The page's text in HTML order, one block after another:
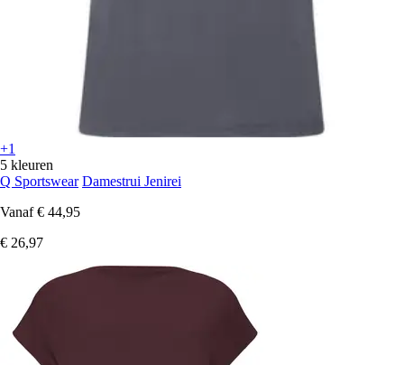
+1
5 kleuren
Q Sportswear Damestrui Jenirei
Vanaf € 44,95
€ 26,97